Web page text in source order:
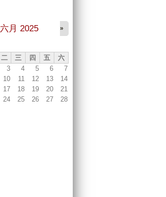
六月 2025 »
二 三 四 五
六
3 4 5 6
7
10 11 12 13
14
17 18 19 20
21
24 25 26 27
28